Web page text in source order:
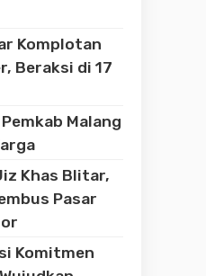
Komplotan
Beraksi di 17
Malang
Khas Blitar,
Pasar
Komitmen